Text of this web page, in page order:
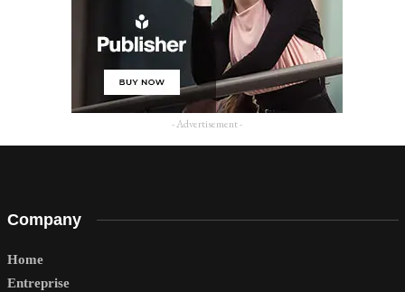
- Advertisement -
Company
Home
Entreprise